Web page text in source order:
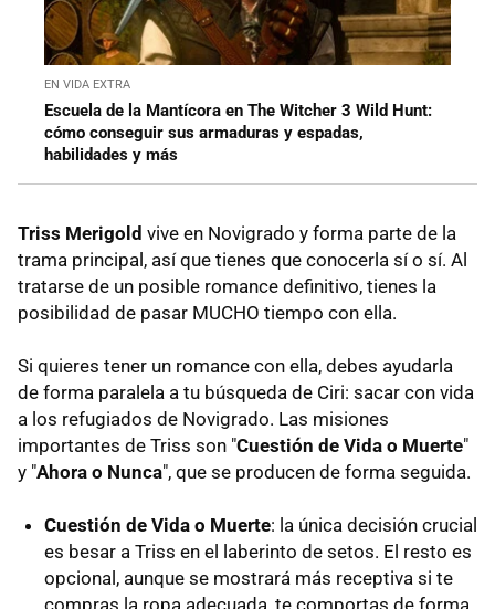
EN VIDA EXTRA
Escuela de la Mantícora en The Witcher 3 Wild Hunt:
cómo conseguir sus armaduras y espadas,
habilidades y más
Triss Merigold vive en Novigrado y forma parte de la
trama principal, así que tienes que conocerla sí o sí. Al
tratarse de un posible romance definitivo, tienes la
posibilidad de pasar MUCHO tiempo con ella.
Si quieres tener un romance con ella, debes ayudarla
de forma paralela a tu búsqueda de Ciri: sacar con vida
a los refugiados de Novigrado. Las misiones
importantes de Triss son "Cuestión de Vida o Muerte"
y "Ahora o Nunca", que se producen de forma seguida.
Cuestión de Vida o Muerte: la única decisión crucial
es besar a Triss en el laberinto de setos. El resto es
opcional, aunque se mostrará más receptiva si te
compras la ropa adecuada, te comportas de forma